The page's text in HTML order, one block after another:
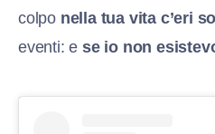
colpo nella tua vita c’eri
eventi: e se io non